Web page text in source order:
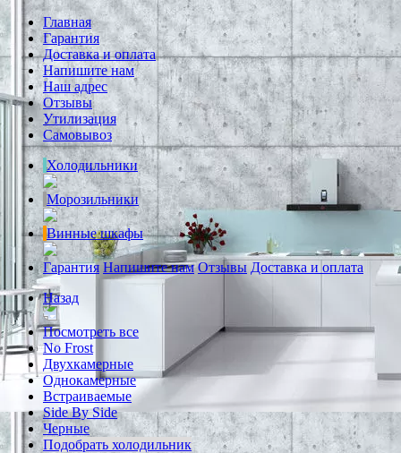
Главная
Гарантия
Доставка и оплата
Напишите нам
Наш адрес
Отзывы
Утилизация
Самовывоз
Холодильники
Морозильники
Винные шкафы
Гарантия Напишите нам Отзывы Доставка и оплата
Назад
Посмотреть все
No Frost
Двухкамерные
Однокамерные
Встраиваемые
Side By Side
Черные
Подобрать холодильник